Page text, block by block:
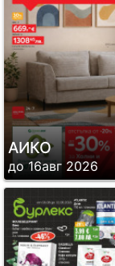
АИКО
до 16авг 2026